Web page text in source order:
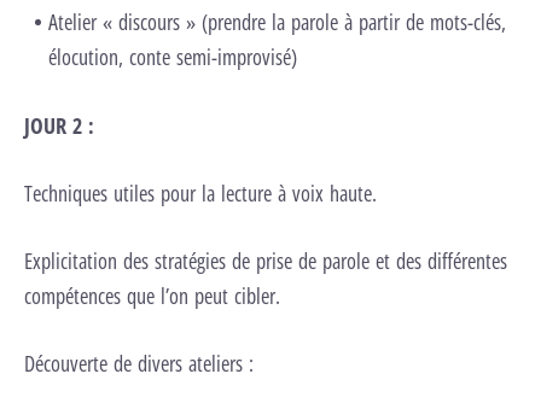
Atelier « discours » (prendre la parole à partir de mots-clés,
élocution, conte semi-improvisé)
JOUR 2 :
Techniques utiles pour la lecture à voix haute.
Explicitation des stratégies de prise de parole et des différentes
compétences que l’on peut cibler.
Découverte de divers ateliers :